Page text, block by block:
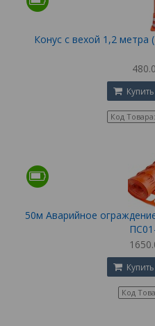
Конус с вехой 1,2
Купить
Код Товара:
50м Аварийное
Купить
Код